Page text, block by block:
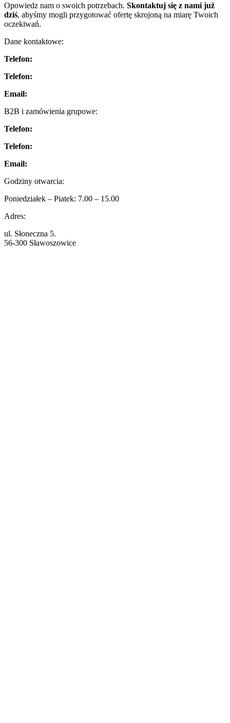
Opowiedz nam o swoich potrzebach. Skontaktuj się z nami już
dziś, abyśmy mogli przygotować ofertę skrojoną na miarę Twoich
oczekiwań.
Dane kontaktowe:
Telefon:
Telefon:
Email:
B2B i zamówienia grupowe:
Telefon:
Telefon:
Email:
Godziny otwarcia:
Poniedziałek – Piatek: 7.00 – 15.00
Adres:
ul. Słoneczna 5.
56-300 Sławoszowice